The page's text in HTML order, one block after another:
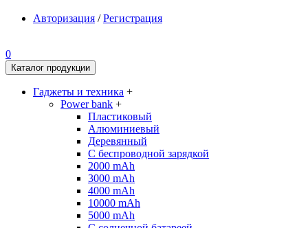
Авторизация /Регистрация
0
Каталог продукции
Гаджеты и техника +
Power bank +
Пластиковый
Алюминиевый
Деревянный
С беспроводной зарядкой
2000 mAh
3000 mAh
4000 mAh
10000 mAh
5000 mAh